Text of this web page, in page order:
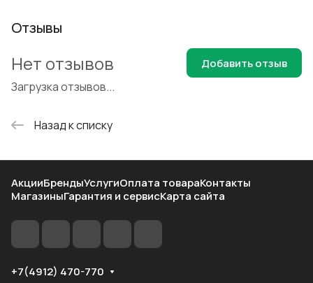
Отзывы
Загрузка отзывов...
Нет отзывов Добавить отзыв
Назад к списку
АкцииБрендыУслугиОплата товараКонтакты
МагазиныГарантия и сервисКарта сайта
+7(4912) 470-770